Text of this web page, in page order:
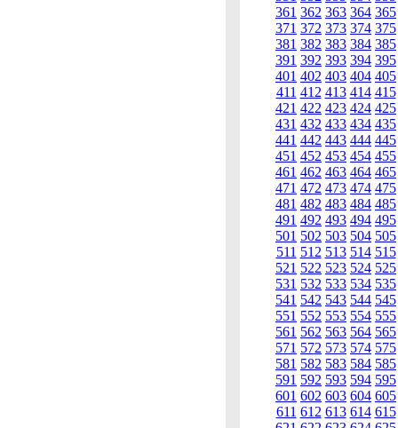
361 362 363 364 365
371 372 373 374 375
381 382 383 384 385
391 392 393 394 395
401 402 403 404 405
411 412 413 414 415
421 422 423 424 425
431 432 433 434 435
441 442 443 444 445
451 452 453 454 455
461 462 463 464 465
471 472 473 474 475
481 482 483 484 485
491 492 493 494 495
501 502 503 504 505
511 512 513 514 515
521 522 523 524 525
531 532 533 534 535
541 542 543 544 545
551 552 553 554 555
561 562 563 564 565
571 572 573 574 575
581 582 583 584 585
591 592 593 594 595
601 602 603 604 605
611 612 613 614 615